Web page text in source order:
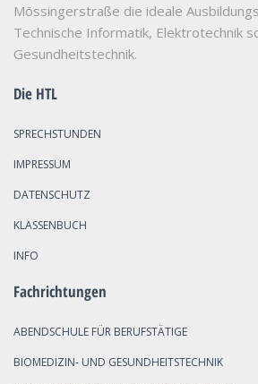
Mössingerstraße die ideale
Technische Informatik, Elektrotechnik
Gesundheitstechnik.
Die HTL
SPRECHSTUNDEN
IMPRESSUM
DATENSCHUTZ
KLASSENBUCH
INFO
Fachrichtungen
ABENDSCHULE FÜR BERUFSTÄTIGE
BIOMEDIZIN- UND GESUNDHEITSTECHNIK